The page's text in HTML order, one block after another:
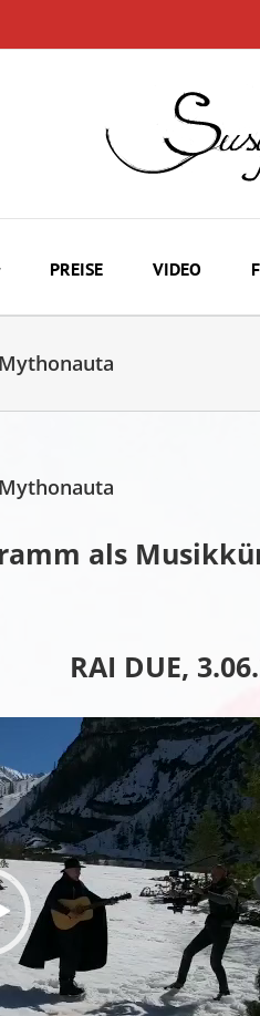
PREISE VIDEO
als
RAI DUE,